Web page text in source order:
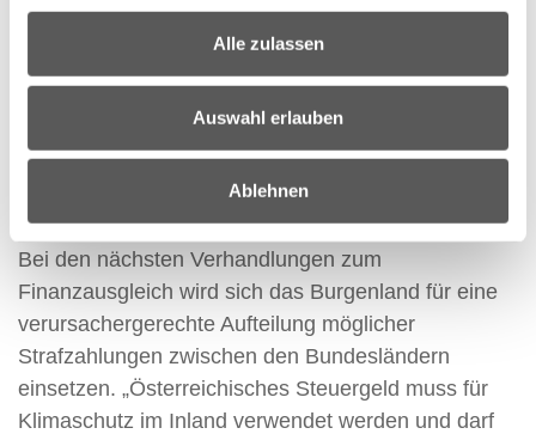
Alle zulassen
Auswahl erlauben
Ablehnen
auch zu einer aktiven Klimapolitik im Bund und auf
EU-Ebene. Dazu gehören ein entschiedenes
Auftreten gegen eine Aufweichung von Klimazielen
und für die konsequente Umsetzung des Nationalen
Energie- und Klimaplans (NEKP).
Bei den nächsten Verhandlungen zum
Finanzausgleich wird sich das Burgenland für eine
verursachergerechte Aufteilung möglicher
Strafzahlungen zwischen den Bundesländern
einsetzen. „Österreichisches Steuergeld muss für
Klimaschutz im Inland verwendet werden und darf